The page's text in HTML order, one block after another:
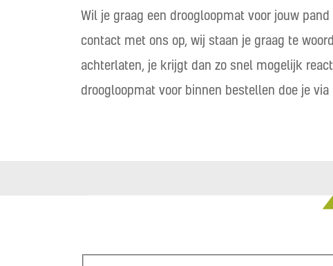
Wil je graag een droogloopmat voor jouw
contact met ons op, wij staan je graag te
achterlaten, je krijgt dan zo snel mogelijk
droogloopmat voor binnen bestellen doe je